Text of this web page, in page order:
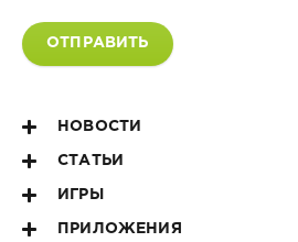
ОТПРАВИТЬ
НОВОСТИ
СТАТЬИ
ИГРЫ
ПРИЛОЖЕНИЯ